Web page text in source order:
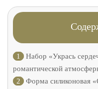
1
Набор «Укрась
романтической
2
Форма силиконовая